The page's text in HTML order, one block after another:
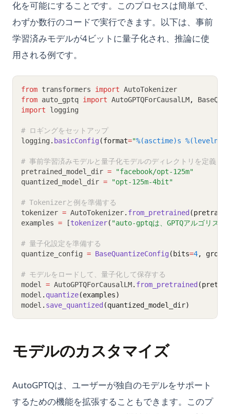
化を可能にすることです。このプロセスは簡単で、
わずか数行のコードで実行できます。以下は、事前
学習済みモデルが4ビットに量子化され、推論に使
用される例です。
from transformers import AutoTokenizer
from auto_gptq import AutoGPTQForCausalLM,
import logging
# ロギングをセットアップ
logging . basicConfig (format="%(asctime)s
# 事前学習済みモデルと量子化モデルのディレクトリを定義
pretrained_model_dir =
"facebook/opt-125m"
quantized_model_dir = "opt-125m-4bit"
# Tokenizerと例を準備する
tokenizer = AutoTokenizer. from_pretrained
examples = [tokenizer( "auto-gptqは、GPTQアルゴリズム
# 量子化設定を準備する
quantize_config = BaseQuantizeConfig (bits=4,
# モデルをロードして、量子化して保存する
model = AutoGPTQForCausalLM. from_pretrained
model . quantize(examples)
model . save_quantized (quantized_model_dir)
モデルのカスタマイズ
AutoGPTQは、ユーザーが独自のモデルをサポート
するための機能を拡張することもできます。このプ